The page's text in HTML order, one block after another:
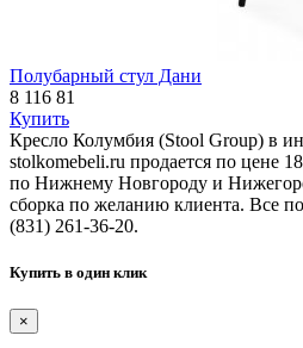
Полубарный стул Дани
8 116 81
Купить
Кресло Колумбия (Stool Group) в
stolkomebeli.ru продается по цене
по Нижнему Новгороду и
сборка по желанию клиента. Все
(831) 261-36-20.
Купить в один клик
×